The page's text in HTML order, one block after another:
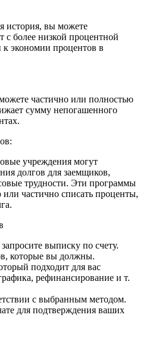
история, вы можете
с более низкой процентной
к экономии процентов в
частично или полностью
сумму непогашенного
учреждения могут
долгов для заемщиков,
трудности. Эти программы
частично списать проценты,
выписку по счету.
которые вы должны.
подходит для вас
рефинансирование и т.
с выбранным методом.
для подтверждения ваших